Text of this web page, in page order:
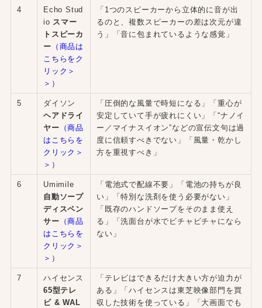
4
Echo Stud
io スマー
トスピーカ
ー （商品は
こちらをク
リック＞
＞）
「1つのスピーカーから立体的に音が出
るのと、複数スピーカーの差は次元が違
う」「音に包まれているような感覚」
5
ダイソン
ヘアドライ
ヤー （商品
はこちらを
クリック＞
＞）
「圧倒的な風量で時短になる」「重心が
安定していて手が疲れにくい」「“ナノイ
ー／マイナスイオン”などの宣伝文句は過
度に信頼すべきでない」「風量・乾かし
方を重視すべき」
6
Umimile
自動ソープ
ディスペン
サー （商品
はこちらを
クリック＞
＞）
「電池式で配線不要」「電池の持ちが良
い」「特別な洗剤を使う必要がない」
「既存のハンドソープをそのまま使え
る」「洗面台が水でビチャビチャになら
ない」
7
ハイセンス
65型テレ
ビ & WAL
「テレビはできるだけ大きい方が迫力が
ある」「ハイセンスは東芝映像部門を買
収した技術を使っている」「大画面でも